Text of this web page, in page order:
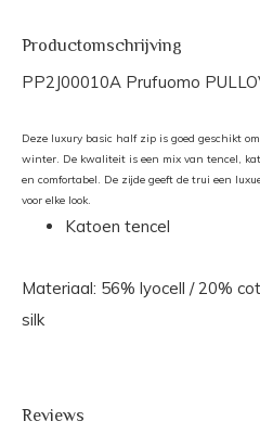
Productomschrijving
PP2J00010A Prufuomo
Deze luxury basic half zip is goed geschikt
winter. De kwaliteit is een mix van tencel,
en comfortabel. De zijde geeft de trui een
voor elke look.
Katoen tencel
Materiaal: 56% lyocell / 20%
silk
Reviews